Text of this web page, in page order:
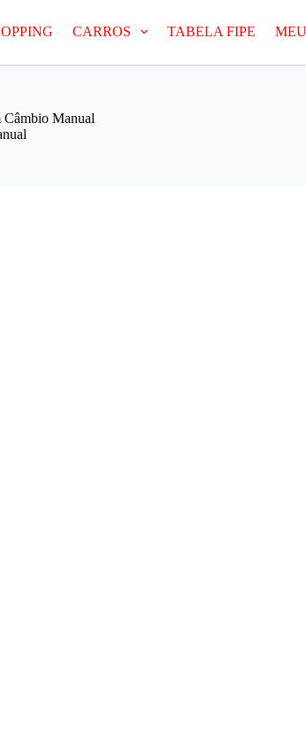
CARROS TABELA FIPE
Manual